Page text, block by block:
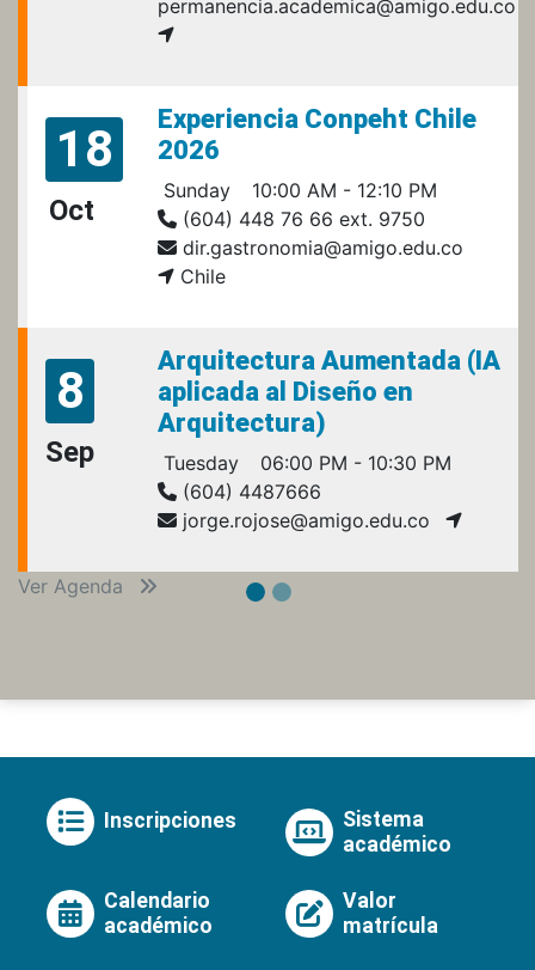
permanencia.academica@amigo.edu.co
18
Oct
Experiencia Conpeht Chile
2026
Sunday
10:00 AM - 12:10 PM
(604) 448 76 66 ext. 9750
dir.gastronomia@amigo.edu.co
Chile
8
Sep
Arquitectura Aumentada (IA
aplicada al Diseño en
Arquitectura)
Tuesday
06:00 PM - 10:30 PM
(604) 4487666
jorge.rojose@amigo.edu.co
Ver Agenda
Inscripciones
Sistema
académico
Calendario
académico
Valor
matrícula